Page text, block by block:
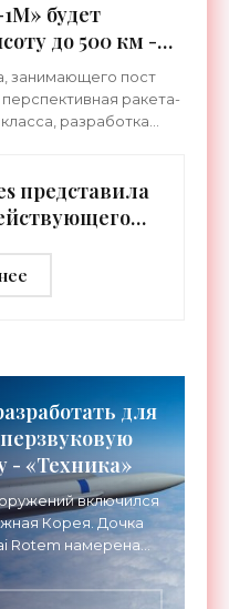
будет
до 500 км -
занимающего пост
ракета-
разработка
представила
- «Оружие»
для
- «Техника»
включился
Корея. Дочка
Rotem намерена
в течение